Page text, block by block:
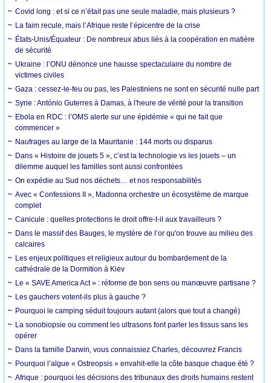
Covid long : et si ce n’était pas une seule maladie, mais plusieurs ?
La faim recule, mais l’Afrique reste l’épicentre de la crise
États-Unis/Équateur : De nombreux abus liés à la coopération en matière
de sécurité
Ukraine : l’ONU dénonce une hausse spectaculaire du nombre de
victimes civiles
Gaza : cessez-le-feu ou pas, les Palestiniens ne sont en sécurité nulle part
Syrie : António Guterres à Damas, à l'heure de vérité pour la transition
Ebola en RDC : l’OMS alerte sur une épidémie « qui ne fait que
commencer »
Naufrages au large de la Mauritanie : 144 morts ou disparus
Dans « Histoire de jouets 5 », c’est la technologie vs les jouets – un
dilemme auquel les familles sont aussi confrontées
On expédie au Sud nos déchets… et nos responsabilités
Avec « Confessions II », Madonna orchestre un écosystème de marque
complet
Canicule : quelles protections le droit offre-t-il aux travailleurs ?
Dans le massif des Bauges, le mystère de l’or qu'on trouve au milieu des
calcaires
Les enjeux politiques et religieux autour du bombardement de la
cathédrale de la Dormition à Kiev
Le « SAVE America Act » : réforme de bon sens ou manœuvre partisane ?
Les gauchers votent-ils plus à gauche ?
Pourquoi le camping séduit toujours autant (alors que tout a changé)
La sonobiopsie ou comment les ultrasons font parler les tissus sans les
opérer
Dans la famille Darwin, vous connaissiez Charles, découvrez Francis
Pourquoi l’algue « Ostreopsis » envahit-elle la côte basque chaque été ?
Afrique : pourquoi les décisions des tribunaux des droits humains restent